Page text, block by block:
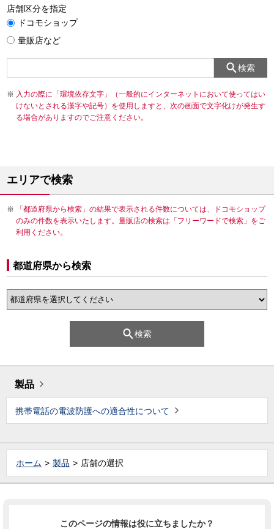
店舗区分を指定
ドコモショップ
量販店など
検索
入力の際に「環境依存文字」（一般的にインターネットにおいて使ってはい
けないとされる漢字や記号）を使用しますと、次の画面で文字化けが発生す
る場合がありますのでご注意ください。
エリアで検索
「都道府県から検索」の結果で表示される件数については、ドコモショップ
のみの件数を表示いたします。量販店の検索は「フリーワードで検索」をご
利用ください。
都道府県から検索
検索
製品
携帯電話の電波防護への適合性について
ホーム 製品 店舗の選択
このページの情報は役に立ちましたか？